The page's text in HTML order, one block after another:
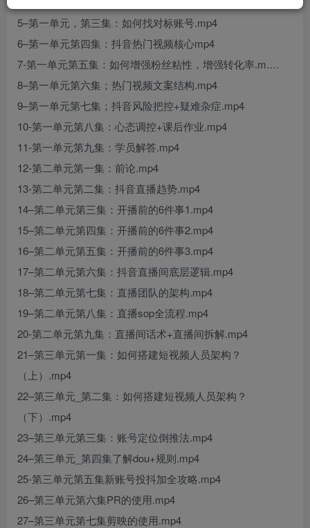
5–第一单元，第三集：如何找对标账号.mp4
6–第一单元第四集：抖音热门视频核心mp4
7-第一单元第五集：如何增强粉丝粘性，增强转化率.m.…
8–第一单元第六集；热门视频文案结构.mp4
9–第一单元第七集；抖音风险把控+疑难杂症.mp4
10-第一单元第八集：心态调控+课后作业.mp4
11-第一单元第九集：学员解答.mp4
12-第二单元第一集：前论.mp4
13-第二单元第二集：抖音直播趋势.mp4
14–第二单元第三集：开播前的6件事1.mp4
15–第二单元第四集：开播前的6件事2.mp4
16–第二单元第五集：开播前的6件事3.mp4
17–第二单元第六集：抖音直播间底层逻辑.mp4
18–第二单元第七集：直播团队的架构.mp4
19–第二单元第八集：直播sop全流程.mp4
20-第二单元第九集：直播间话术+直播间拆解.mp4
21–第三单元第一集：如何搭建短视频人员架构？
（上）.mp4
22–第三单元_第二集：如何搭建短视频人员架构？
（下）.mp4
23–第三单元第三集：账号定位倒推法.mp4
24–第三单元_第四集了解dou+规则.mp4
25-第三单元第五集新账号投抖加全攻略.mp4
26–第三单元第六集PR的使用.mp4
27–第三单元第七集剪映的使用.mp4